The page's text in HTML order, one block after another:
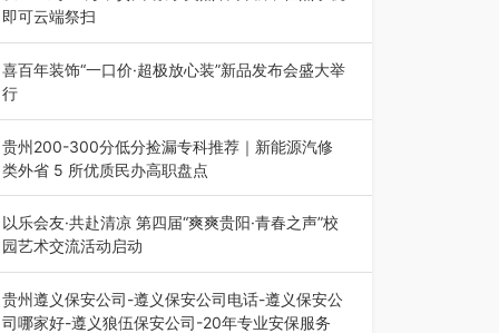
即可云端祭扫
八一建军节到来之际，由贵州省退役军人事务厅指
导，贵阳市退役军人事务局联合贵州广电…
喜百年装饰“一口价·超极放心装”新品发布会盛大举
行
2026年7月31日，喜百年装饰“一口价·超极放心
装”新品发布会在贵阳隆重举行。…
贵州200-300分低分捡漏专科推荐｜新能源汽修
类外省 5 所优质民办高职盘点
在贵州省高考志愿填报体系中，200至300分数段
考生可选择的省内工科、新能源汽车…
以乐会友·共赴清凉 第四届“爽爽贵阳·青春之声”校
园艺术交流活动启动
七月的贵阳，清风送爽，第四届“爽爽贵阳·青春之
声”校园管弦乐（合唱）艺术交流活动…
贵州遵义保安公司-遵义保安公司电话-遵义保安公
司哪家好-遵义狼伍保安公司-20年专业安保服务